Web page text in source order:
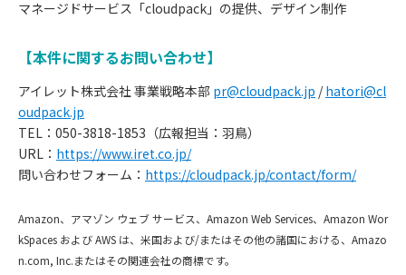
マネージドサービス「cloudpack」の提供、デザイン制作
【本件に関するお問い合わせ】
アイレット株式会社 事業戦略本部 pr@cloudpack.jp /hatori@cl
oudpack.jp
TEL：050-3818-1853（広報担当：羽鳥）
URL： https://www.iret.co.jp/
問い合わせフォーム： https://cloudpack.jp/contact/form/
Amazon、アマゾン ウェブ サービス、Amazon Web Services、Amazon Wor
kSpaces および AWS は、米国および/またはその他の諸国における、Amazo
n.com, Inc.またはその関連会社の商標です。
お